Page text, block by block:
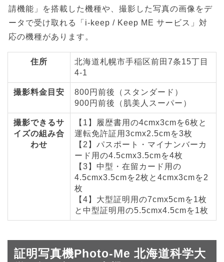
請機能」を搭載した機種や、撮影した写真の画像をデ
ータで受け取れる「i-keep / Keep ME サービス」対
応の機種があります。
住所
北海道札幌市手稲区前田7条15丁目
4-1
撮影料金目安
800円前後（スタンダード）
900円前後（肌美人スーパー）
撮影できるサ
イズの組み合
わせ
【1】履歴書用の4cmx3cmを6枚と
運転免許証用3cmx2.5cmを3枚
【2】パスポート・マイナンバーカ
ード用の4.5cmx3.5cmを4枚
【3】中型・在留カード用の
4.5cmx3.5cmを2枚と4cmx3cmを2
枚
【4】大型証明用の7cmx5cmを1枚
と中型証明用の5.5cmx4.5cmを1枚
証明写真機Photo-Me 北海道科学大